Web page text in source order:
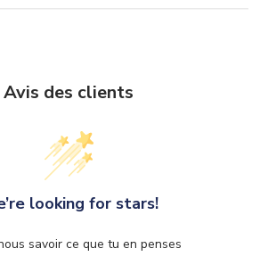
Avis des clients
looking for stars!
savoir ce que tu en penses